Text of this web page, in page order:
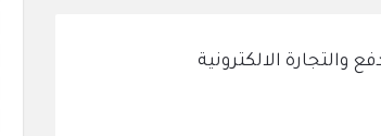
الالكترونية